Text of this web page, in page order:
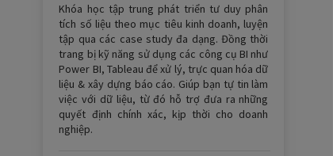
Khóa học tập trung phát triển tư duy phân
tích số liệu theo mục tiêu kinh doanh, luyện
tập qua các case study đa dạng. Đồng thời
trang bị kỹ năng sử dụng các công cụ BI như
Power BI, Tableau để xử lý, trực quan hóa dữ
liệu & xây dựng báo cáo. Giúp bạn tự tin làm
việc với dữ liệu, từ đó hỗ trợ đưa ra những
quyết định chính xác, kịp thời cho doanh
nghiệp.